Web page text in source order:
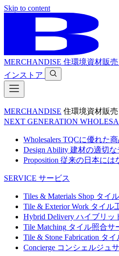
Skip to content
MERCHANDISE 住環境資材販売
インストア
MERCHANDISE 住環境資材販売
NEXT GENERATION
Wholesalers TQCに優れた
Design Ability 建材の適切な
Proposition 従来の日本には
SERVICE サービス
Tiles & Materials Shop タイ
Tile & Exterior Work タイル
Hybrid Delivery ハイブリッ
Tile Matching タイル照合サ
Tile & Stone Fabrication タイ
Concierge コンシェルジュ